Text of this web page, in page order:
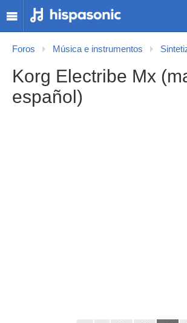
Foros Música e instrumentos
Korg Electribe Mx
español)